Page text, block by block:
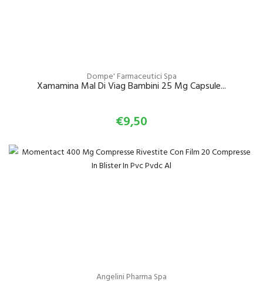
Dompe' Farmaceutici Spa
Xamamina Mal Di Viag Bambini 25 Mg Capsule...
€9,50
Angelini Pharma Spa